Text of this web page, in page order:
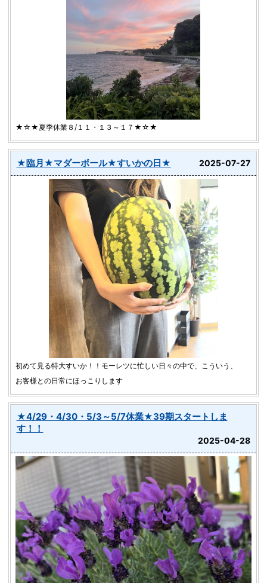
★☆★夏季休業８/１１・１３～１７★☆★
★臨月★マダーボール★すいかの日★ 2025-07-27
初めて見る特大すいか！！モーレツに忙しい日々の中で、こういう、
お客様との日常にほっこりします
★4/29・4/30・5/3～5/7休業★39期スタートしま
す！！
2025-04-28